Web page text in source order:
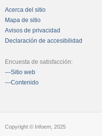
Acerca del sitio
Mapa de sitio
Avisos de privacidad
Declaración de accesibilidad
Encuesta de satisfacción:
---Sitio web
---Contenido
Copyright © Infoem, 2025